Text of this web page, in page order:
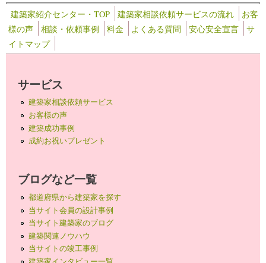
建築家紹介センター・TOP 建築家相談依頼サービスの流れ
お客
様の声
相談・依頼事例 料金 よくある質問 安心安全宣言
サ
イトマップ
サービス
建築家相談依頼サービス
お客様の声
建築成功事例
成約お祝いプレゼント
ブログなど一覧
都道府県から建築家を探す
当サイト会員の設計事例
当サイト建築家のブログ
建築関連ノウハウ
当サイトの竣工事例